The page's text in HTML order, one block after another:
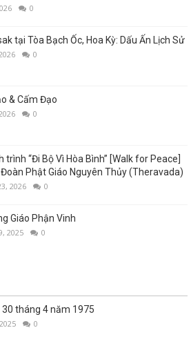
0
tại Tòa Bạch Ốc, Hoa Kỳ: Dấu Ấn Lịch Sử
0
& Cấm Đạo
0
trình “Đi Bộ Vì Hòa Bình” [Walk for Peace]
Phật Giáo Nguyên Thủy (Theravada)
2026 0
Giáo Phận Vinh
2025 0
30 tháng 4 năm 1975
0